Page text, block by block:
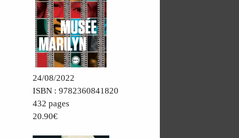
24/08/2022
ISBN : 9782360841820
432 pages
20.90€